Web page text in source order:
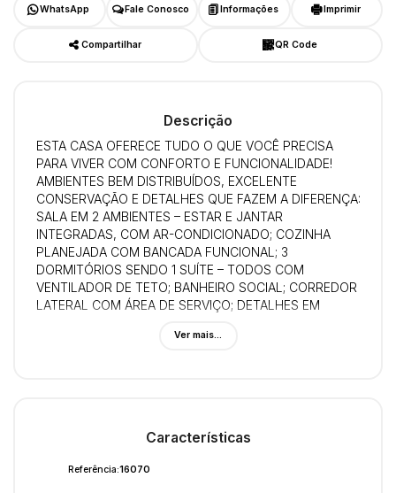
WhatsApp Fale Conosco Informações Imprimir
Compartilhar QR Code
Descrição
ESTA CASA OFERECE TUDO O QUE VOCÊ PRECISA
PARA VIVER COM CONFORTO E FUNCIONALIDADE!
AMBIENTES BEM DISTRIBUÍDOS, EXCELENTE
CONSERVAÇÃO E DETALHES QUE FAZEM A DIFERENÇA:
SALA EM 2 AMBIENTES – ESTAR E JANTAR
INTEGRADAS, COM AR-CONDICIONADO; COZINHA
PLANEJADA COM BANCADA FUNCIONAL; 3
DORMITÓRIOS SENDO 1 SUÍTE – TODOS COM
VENTILADOR DE TETO; BANHEIRO SOCIAL; CORREDOR
LATERAL COM ÁREA DE SERVIÇO; DETALHES EM
ELEGÂNCIA E ACABAMENTO REFINADO; VAGA DE
Ver mais...
Características
Referência:16070